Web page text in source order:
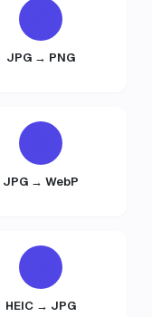
JPG → PNG
JPG → WebP
HEIC → JPG